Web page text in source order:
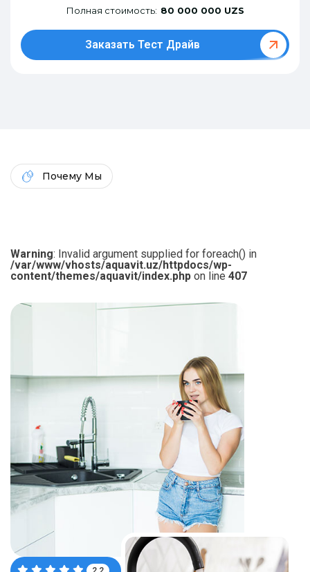
Полная стоимость: 80 000 000 UZS
Заказать Тест Драйв
Почему Мы
Warning: Invalid argument supplied for foreach() in
/var/www/vhosts/aquavit.uz/httpdocs/wp-
content/themes/aquavit/index.php on line 407